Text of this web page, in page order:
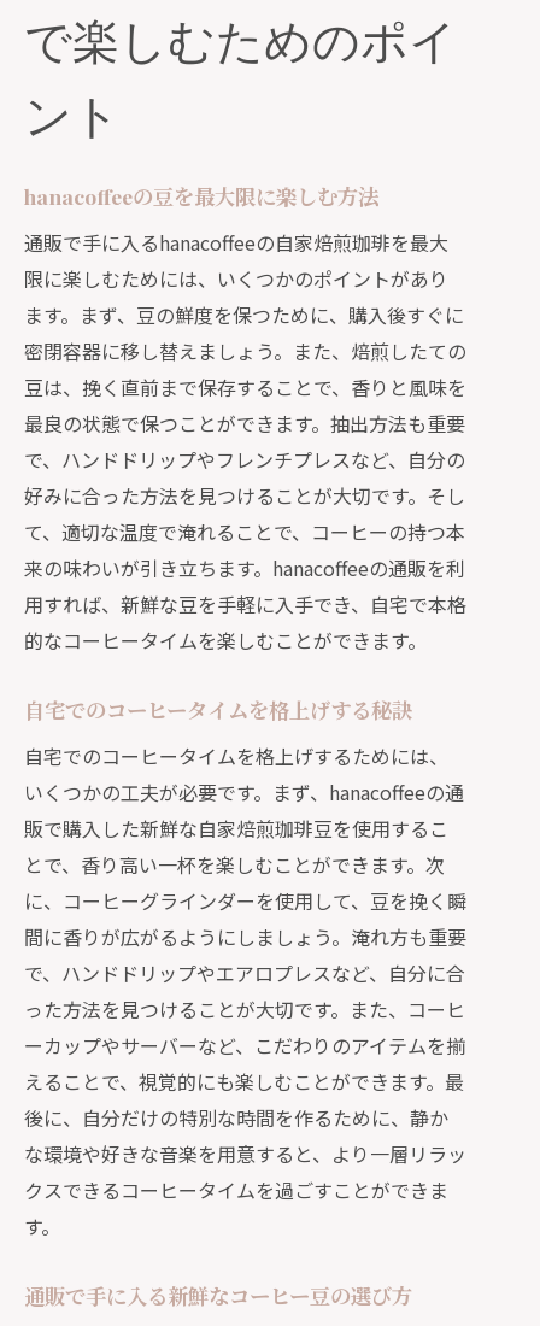
で楽しむためのポイ
ント
hanacoffeeの豆を最大限に楽しむ方法
通販で手に入るhanacoffeeの自家焙煎珈琲を最大
限に楽しむためには、いくつかのポイントがあり
ます。まず、豆の鮮度を保つために、購入後すぐに
密閉容器に移し替えましょう。また、焙煎したての
豆は、挽く直前まで保存することで、香りと風味を
最良の状態で保つことができます。抽出方法も重要
で、ハンドドリップやフレンチプレスなど、自分の
好みに合った方法を見つけることが大切です。そし
て、適切な温度で淹れることで、コーヒーの持つ本
来の味わいが引き立ちます。hanacoffeeの通販を利
用すれば、新鮮な豆を手軽に入手でき、自宅で本格
的なコーヒータイムを楽しむことができます。
自宅でのコーヒータイムを格上げする秘訣
自宅でのコーヒータイムを格上げするためには、
いくつかの工夫が必要です。まず、hanacoffeeの通
販で購入した新鮮な自家焙煎珈琲豆を使用するこ
とで、香り高い一杯を楽しむことができます。次
に、コーヒーグラインダーを使用して、豆を挽く瞬
間に香りが広がるようにしましょう。淹れ方も重要
で、ハンドドリップやエアロプレスなど、自分に合
った方法を見つけることが大切です。また、コーヒ
ーカップやサーバーなど、こだわりのアイテムを揃
えることで、視覚的にも楽しむことができます。最
後に、自分だけの特別な時間を作るために、静か
な環境や好きな音楽を用意すると、より一層リラッ
クスできるコーヒータイムを過ごすことができま
す。
通販で手に入る新鮮なコーヒー豆の選び方